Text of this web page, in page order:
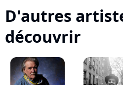
D'autres
découvrir